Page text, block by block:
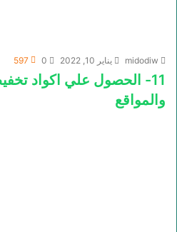
midodiw يناير 10, 2022 0
597
11- الحصول علي اكواد
والمواقع